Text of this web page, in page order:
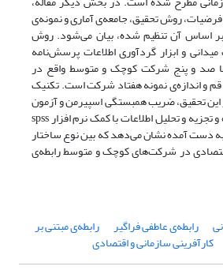
روش تحقیق، جامعه‌ی آماری و نمونه‌ی
بر اساس آن تنظیم شده، بیان می‌شود. روش
و ابزار گردآوری اطلاعات پرسش‌نامه
صد و پنج شرکت کوچک و متوسط واقع در
و اندازه‌ی نمونه هفتاد شرکت است. تکنیک
این تحقیق، ضریب همبستگی اسپیرمن و آزمون
رتبه‌بندی فریدمن بوده و تجزیه و تحلیل اطلاعات با کمک نرم افزار spss
دست آمده نشان می‌دهد که بین نوع ساختار
در شرکت‌های کوچک و متوسط رابطه‌ی
رابطه‌ی عاطفی فراگیر رابطه‌ی مبتنی بر
کارآفرینی سازمانی و اقتصادی